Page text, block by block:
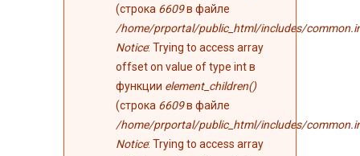
(строка 6609в файле
/home/prportal/public_html/includes/
Notice: Trying to access array
offset on value of type int в
функции element_children()
(строка 6609в файле
/home/prportal/public_html/includes/
Notice: Trying to access array